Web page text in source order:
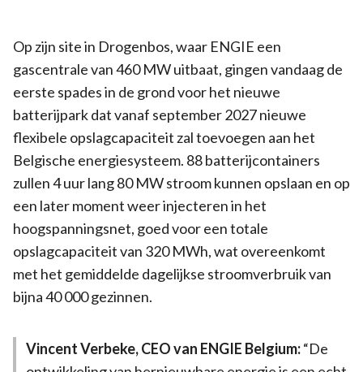
Op zijn site in Drogenbos, waar ENGIE een
gascentrale van 460 MW uitbaat, gingen vandaag de
eerste spades in de grond voor het nieuwe
batterijpark dat vanaf september 2027 nieuwe
flexibele opslagcapaciteit zal toevoegen aan het
Belgische energiesysteem. 88 batterijcontainers
zullen 4 uur lang 80 MW stroom kunnen opslaan en op
een later moment weer injecteren in het
hoogspanningsnet, goed voor een totale
opslagcapaciteit van 320 MWh, wat overeenkomt
met het gemiddelde dagelijkse stroomverbruik van
bijna 40 000 gezinnen.
Vincent Verbeke, CEO van ENGIE Belgium:“De